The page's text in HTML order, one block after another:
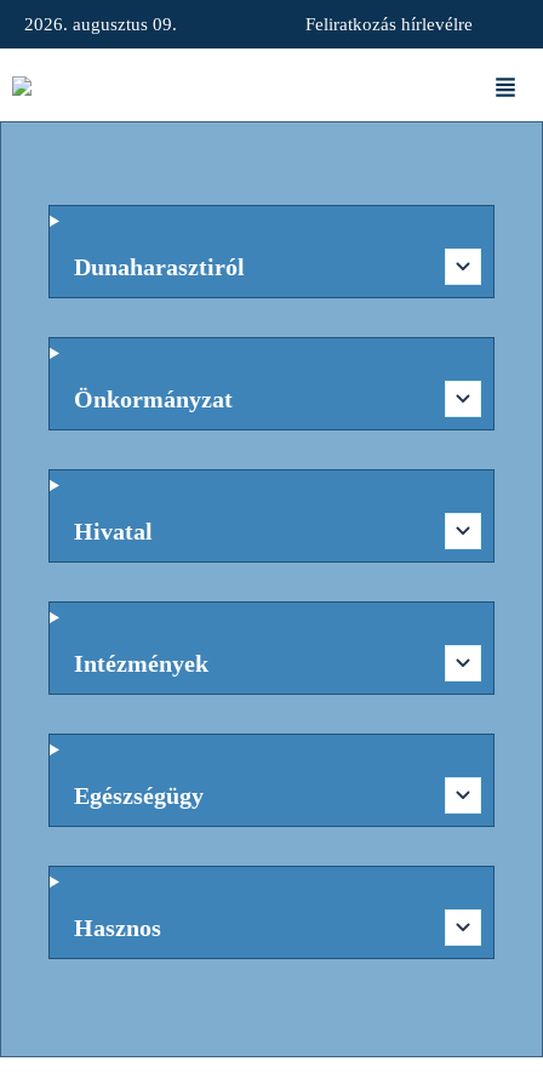
2026. augusztus 09. Feliratkozás hírlevélre
Dunaharasztiról
Önkormányzat
Hivatal
Intézmények
Egészségügy
Hasznos